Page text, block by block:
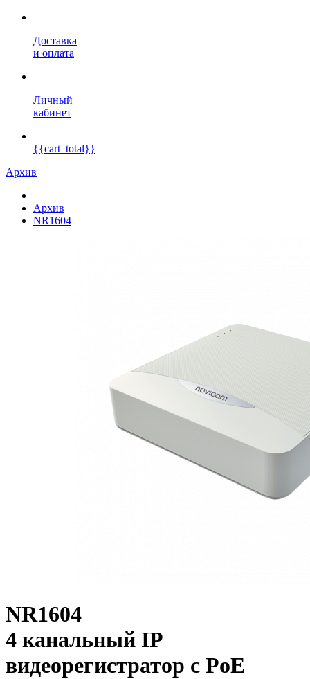
Доставка
и оплата
Личный
кабинет
{{cart_total}}
Архив
Архив
NR1604
NR1604
4 канальный IP
видеорегистратор c PoE